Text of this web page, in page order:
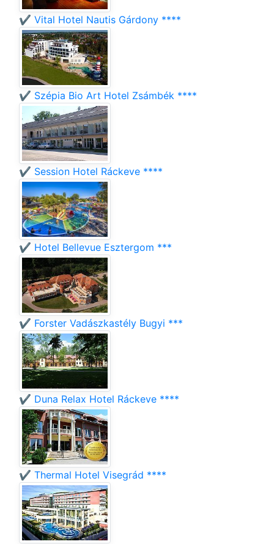
✔️ Vital Hotel Nautis Gárdony ****
✔️ Szépia Bio Art Hotel Zsámbék ****
✔️ Session Hotel Ráckeve ****
✔️ Hotel Bellevue Esztergom ***
✔️ Forster Vadászkastély Bugyi ***
✔️ Duna Relax Hotel Ráckeve ****
✔️ Thermal Hotel Visegrád ****